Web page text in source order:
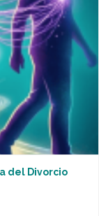
del Divorcio